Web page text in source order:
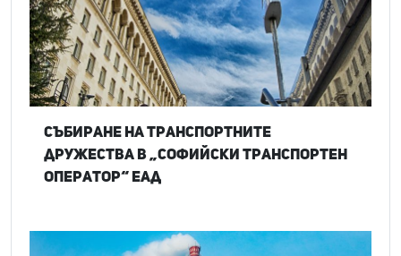
Събиране на транспортните
дружества в „Софийски транспортен
оператор“ ЕАД